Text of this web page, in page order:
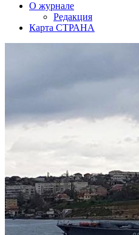
О журнале
Редакция
Карта СТРАНА